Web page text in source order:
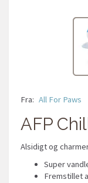
Fra: All For Paws
AFP
Alsidigt og
Super
Fremstillet